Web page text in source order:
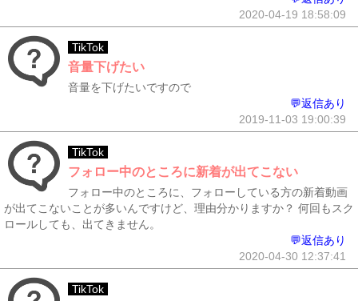
2020-04-19 18:58:09
TikTok
音量下げたい
音量を下げたいですので
💬返信あり
2019-11-03 19:00:39
TikTok
フォロー中のところに新着が出てこない
フォロー中のところに、フォローしている方の新着動画
が出てこないことが多いんですけど、理由分かりますか？ 何回もスク
ロールしても、出てきません。
💬返信あり
2020-04-30 12:37:41
TikTok